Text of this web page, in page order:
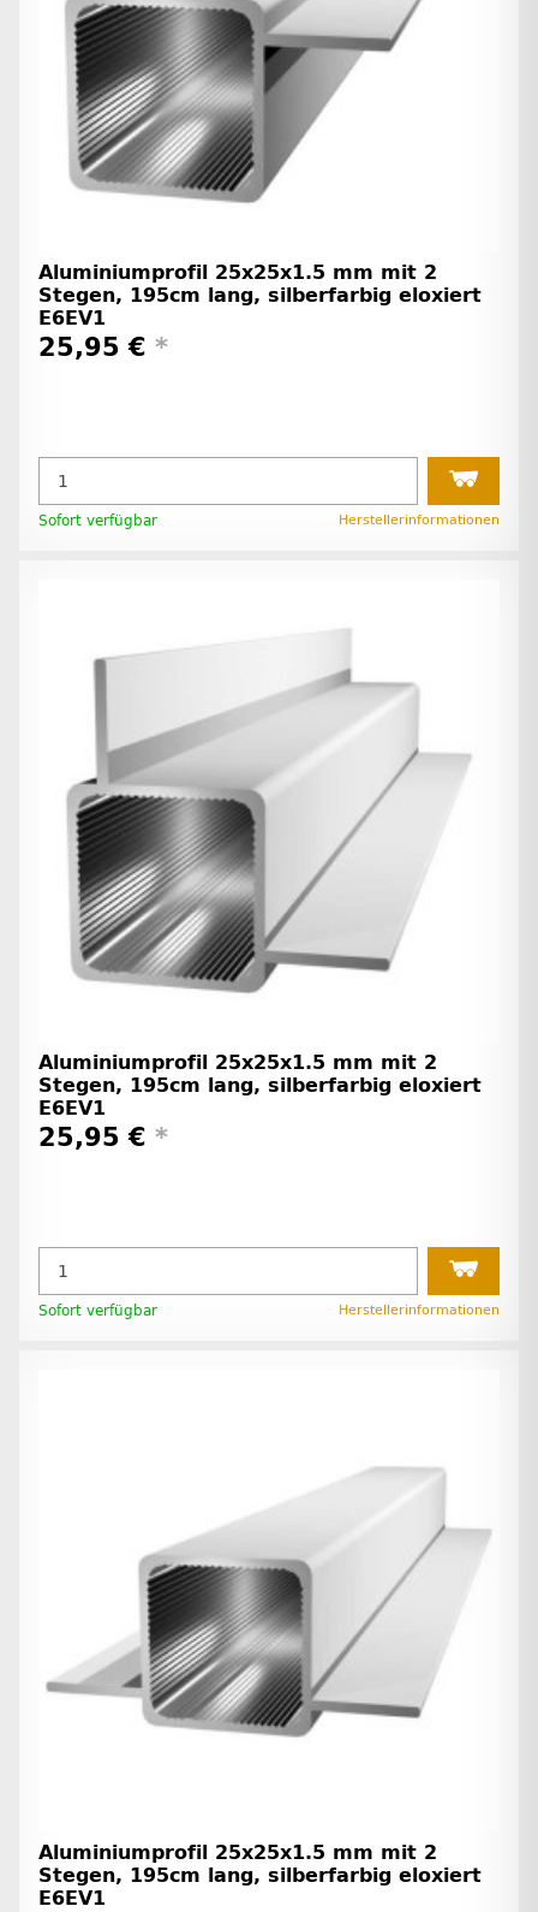
Aluminiumprofil 25x25x1.5 mm mit 2
Stegen, 195cm lang, silberfarbig eloxiert
E6EV1
25,95 € *
Sofort verfügbar Herstellerinformationen
Aluminiumprofil 25x25x1.5 mm mit 2
Stegen, 195cm lang, silberfarbig eloxiert
E6EV1
25,95 € *
Sofort verfügbar Herstellerinformationen
Aluminiumprofil 25x25x1.5 mm mit 2
Stegen, 195cm lang, silberfarbig eloxiert
E6EV1